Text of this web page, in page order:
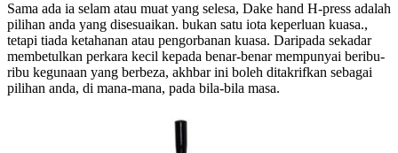
Sama ada ia selam atau muat yang selesa, Dake hand H-press adalah
pilihan anda yang disesuaikan. bukan satu iota keperluan kuasa.,
tetapi tiada ketahanan atau pengorbanan kuasa. Daripada sekadar
membetulkan perkara kecil kepada benar-benar mempunyai beribu-
ribu kegunaan yang berbeza, akhbar ini boleh ditakrifkan sebagai
pilihan anda, di mana-mana, pada bila-bila masa.